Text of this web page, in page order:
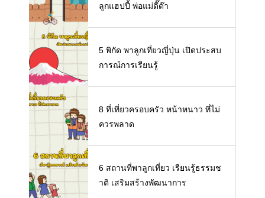
ลูกแฮปปี้ พ่อแม่ดี๊ด๊า
5 พิกัด พาลูกเที่ยวญี่ปุ่น เปิดประสบ
การณ์การเรียนรู้
8 ที่เที่ยวครอบครัว หน้าหนาว ที่ไม่
ควรพลาด
6 สถานที่พาลูกเที่ยว เรียนรู้ธรรมช
าติ เสริมสร้างพัฒนาการ